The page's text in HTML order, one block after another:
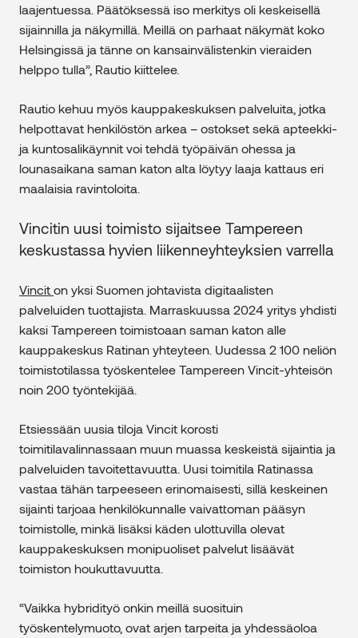
laajentuessa. Päätöksessä iso merkitys oli keskeisellä
sijainnilla ja näkymillä. Meillä on parhaat näkymät koko
Helsingissä ja tänne on kansainvälistenkin vieraiden
helppo tulla”, Rautio kiittelee.
Rautio kehuu myös kauppakeskuksen palveluita, jotka
helpottavat henkilöstön arkea – ostokset sekä apteekki-
ja kuntosalikäynnit voi tehdä työpäivän ohessa ja
lounasaikana saman katon alta löytyy laaja kattaus eri
maalaisia ravintoloita.
Vincitin uusi toimisto sijaitsee Tampereen
keskustassa hyvien liikenneyhteyksien varrella
Vincit on yksi Suomen johtavista digitaalisten
palveluiden tuottajista. Marraskuussa 2024 yritys yhdisti
kaksi Tampereen toimistoaan saman katon alle
kauppakeskus Ratinan yhteyteen. Uudessa 2 100 neliön
toimistotilassa työskentelee Tampereen Vincit-yhteisön
noin 200 työntekijää.
Etsiessään uusia tiloja Vincit korosti
toimitilavalinnassaan muun muassa keskeistä sijaintia ja
palveluiden tavoitettavuutta. Uusi toimitila Ratinassa
vastaa tähän tarpeeseen erinomaisesti, sillä keskeinen
sijainti tarjoaa henkilökunnalle vaivattoman pääsyn
toimistolle, minkä lisäksi käden ulottuvilla olevat
kauppakeskuksen monipuoliset palvelut lisäävät
toimiston houkuttavuutta.
“Vaikka hybridityö onkin meillä suosituin
työskentelymuoto, ovat arjen tarpeita ja yhdessäoloa